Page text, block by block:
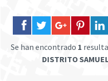
Se han encontrado 1
DISTRITO